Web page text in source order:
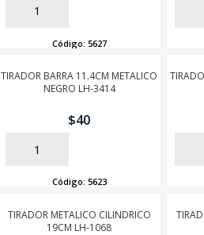
AÑADIR
Código: 5627
TIRADOR BARRA 11.4CM METALICO
NEGRO LH-3414
$40
AÑADIR
Código: 5623
TIRADOR METALICO CILINDRICO
19CM LH-1068